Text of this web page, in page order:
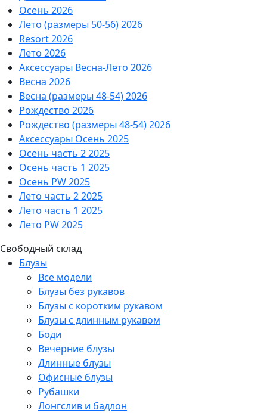
Осень 2026
Лето (размеры 50-56) 2026
Resort 2026
Лето 2026
Аксессуары Весна-Лето 2026
Весна 2026
Весна (размеры 48-54) 2026
Рождество 2026
Рождество (размеры 48-54) 2026
Аксессуары Осень 2025
Осень часть 2 2025
Осень часть 1 2025
Осень PW 2025
Лето часть 2 2025
Лето часть 1 2025
Лето PW 2025
Свободный склад
Блузы
Все модели
Блузы без рукавов
Блузы с коротким рукавом
Блузы с длинным рукавом
Боди
Вечерние блузы
Длинные блузы
Офисные блузы
Рубашки
Лонгслив и бадлон